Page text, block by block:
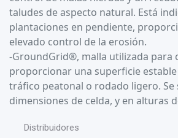
taludes de aspecto natural. Está
plantaciones en pendiente,
elevado control de la erosión.
-GroundGrid®, malla utilizada para
proporcionar una superficie
tráfico peatonal o rodado ligero.
dimensiones de celda, y en alturas
Distribuidores